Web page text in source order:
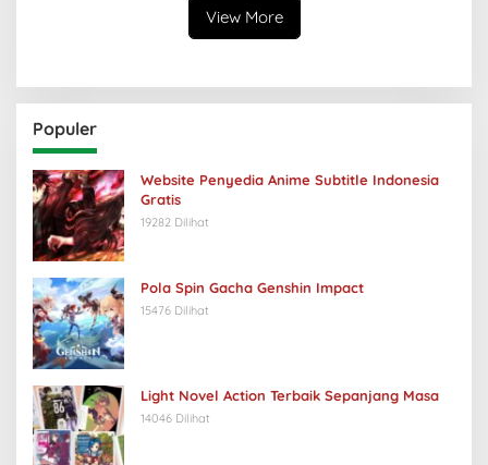
View More
Populer
Website Penyedia Anime Subtitle Indonesia
Gratis
19282 Dilihat
Pola Spin Gacha Genshin Impact
15476 Dilihat
Light Novel Action Terbaik Sepanjang Masa
14046 Dilihat